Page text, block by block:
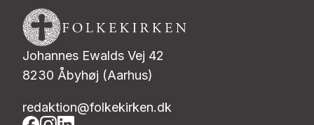
Johannes Ewalds Vej 42
8230 Åbyhøj (Aarhus)
redaktion@folkekirken.dk